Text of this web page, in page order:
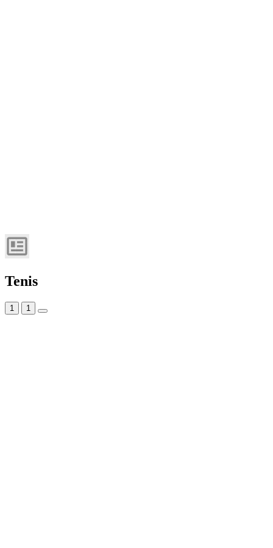
Tenis
1 1